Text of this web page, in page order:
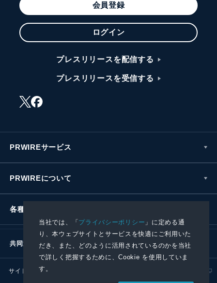
当社では、「プライバシーポリシー 」に定める通
り、本ウェブサイトとサービスを快適にご利用いた
だき、また、どのように活用されているのかを当社
で詳しく把握するために、Cookie を使用していま
す。
会員登録
ログイン
プレスリリースを配信する
プレスリリースを受信する
PRWIREサービス
PRWIREについて
各種お問い合わせ
共同通信社グループ
サイトポリシー